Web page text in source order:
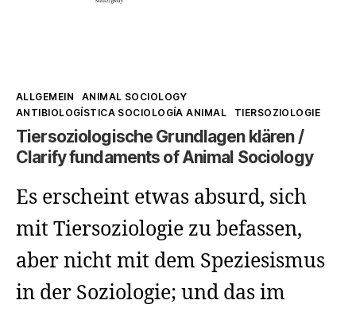
Kategorien
ALLGEMEIN
ANIMAL SOCIOLOGY
ANTIBIOLOGÍSTICA SOCIOLOGÍA ANIMAL
TIERSOZIOLOGIE
Tiersoziologische Grundlagen klären /
Clarify fundaments of Animal Sociology
Es erscheint etwas absurd, sich
mit Tiersoziologie zu befassen,
aber nicht mit dem Speziesismus
in der Soziologie; und das im